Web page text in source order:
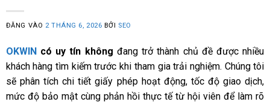
ĐĂNG VÀO 2 THÁNG 6, 2026 BỞI SEO
OKWIN có uy tín không đang trở thành chủ đề được nhiều
khách hàng tìm kiếm trước khi tham gia trải nghiệm. Chúng tôi
sẽ phân tích chi tiết giấy phép hoạt động, tốc độ giao dịch,
mức độ bảo mật cùng phản hồi thực tế từ hội viên để làm rõ